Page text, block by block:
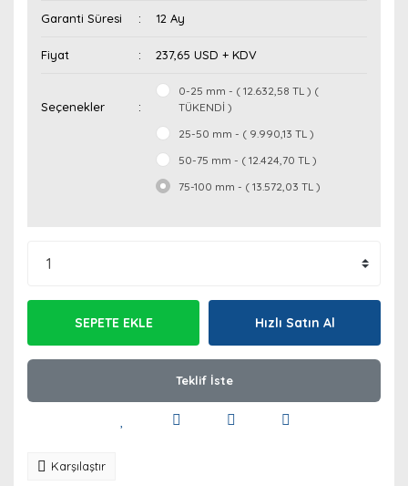
Garanti Süresi 12 Ay
Fiyat 237,65 USD + KDV
Seçenekler
0-25 mm - ( 12.632,58 TL ) (
TÜKENDİ )
25-50 mm - ( 9.990,13 TL )
50-75 mm - ( 12.424,70 TL )
75-100 mm - ( 13.572,03 TL )
SEPETE EKLE Hızlı Satın Al
Teklif İste
Karşılaştır